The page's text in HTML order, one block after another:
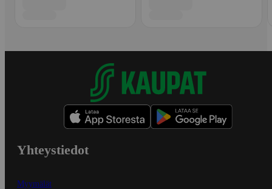
Yhteystiedot
Myymälät